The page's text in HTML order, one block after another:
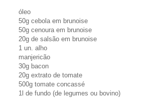
óleo
50g cebola em brunoise
50g cenoura em brunoise
20g de salsão em brunoise
1 un. alho
manjericão
30g bacon
20g extrato de tomate
500g tomate concassé
1l de fundo (de legumes ou bovino)